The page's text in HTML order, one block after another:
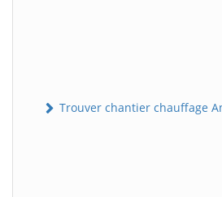
Trouver chantier chauffage